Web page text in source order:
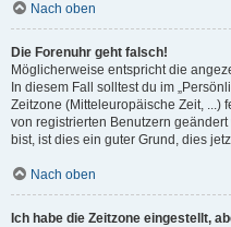
Nach oben
Die Forenuhr geht falsch!
Möglicherweise entspricht die
In diesem Fall solltest du im
Zeitzone (Mitteleuropäische Zeit, ...)
von registrierten Benutzern
bist, ist dies ein guter Grund, dies
Nach oben
Ich habe die Zeitzone eingestellt,